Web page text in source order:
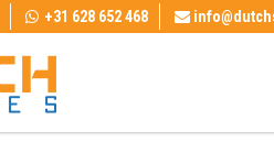
+31 628 652 468